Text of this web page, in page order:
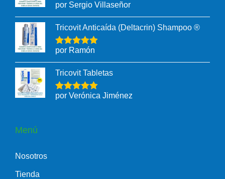
por Sergio Villaseñor
Tricovit Anticaída (Deltacrin) Shampoo ®
por Ramón
Tricovit Tabletas
por Verónica Jiménez
Menú
Nosotros
Tienda